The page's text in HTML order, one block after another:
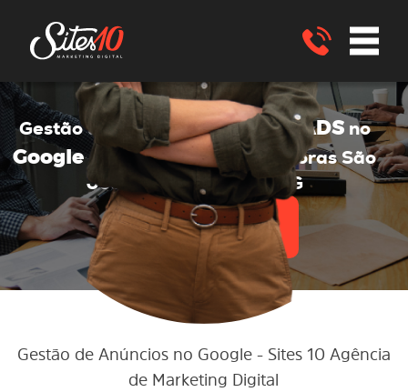
Gestão de anúncios noGoogle ADS no
Google ADSpara TransportadorasSão
João Nepomuceno - MG
ENVIE UM WHATSAPP
Gestão de Anúncios no Google - Sites 10 Agência
de Marketing Digital